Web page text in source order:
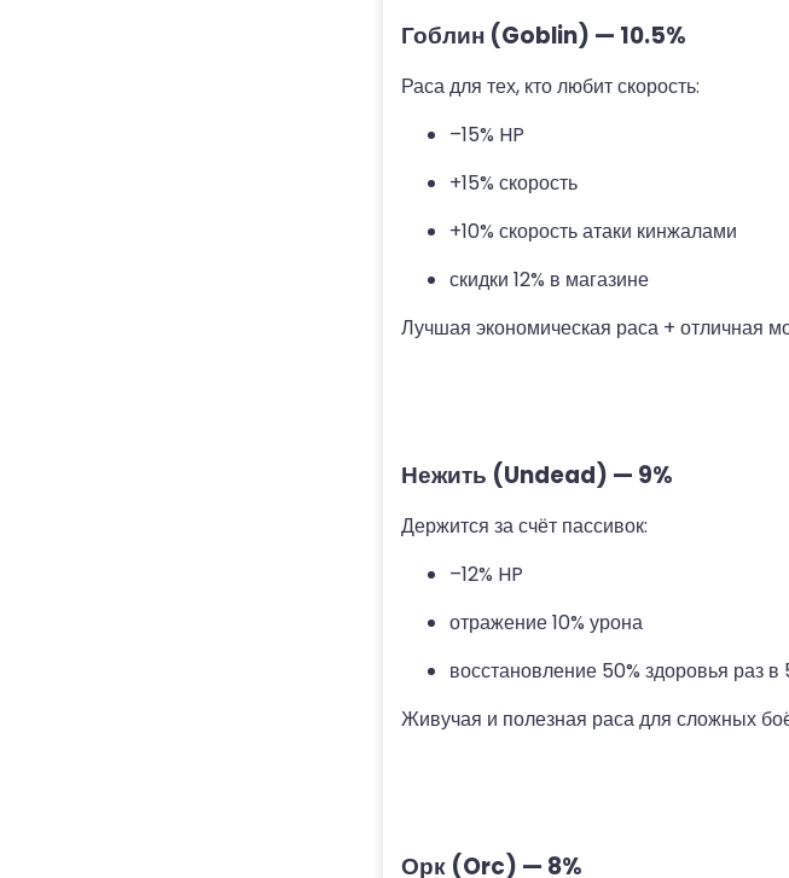
Гоблин (Goblin) — 10.5%
Раса для тех, кто любит скорость:
–15% HP
+15% скорость
+10% скорость атаки кинжалами
скидки 12% в магазине
Лучшая экономическая раса + отличная
Нежить (Undead) — 9%
Держится за счёт пассивок:
–12% HP
отражение 10% урона
восстановление 50% здоровья раз в
Живучая и полезная раса для сложных
Орк (Orc) — 8%